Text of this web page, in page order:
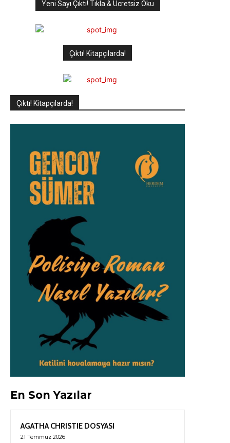
Yeni Sayı Çıktı! Tıkla & Ücretsiz Oku
Çıktı! Kitapçılarda!
Çıktı! Kitapçılarda!
En Son Yazılar
AGATHA CHRISTIE DOSYASI
21 Temmuz 2026